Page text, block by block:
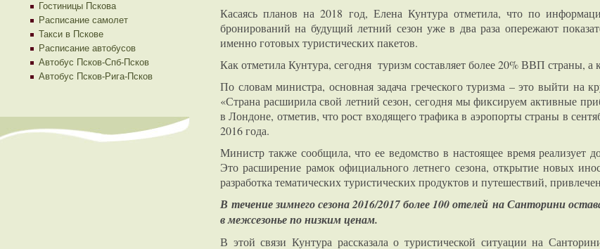
Гостиницы Пскова
Расписание самолет
Такси в Пскове
Расписание автобусов
Автобус Псков-Спб-Псков
Автобус Псков-Рига-Псков
Касаясь планов на 2018 год, Елена Кунтура отметила, что по
бронирований на будущий летний сезон уже в два раза опережают
именно готовых туристических пакетов.
Как отметила Кунтура, сегодня туризм составляет более 20% ВВП страны,
По словам министра, основная задача греческого туризма – это выйти на
«Страна расширила свой летний сезон, сегодня мы фиксируем активные
в Лондоне, отметив, что рост входящего трафика в аэропорты страны в
2016 года.
Министр также сообщила, что ее ведомство в настоящее время реализует
Это расширение рамок официального летнего сезона, открытие новых
разработка тематических туристических продуктов и путешествий,
В течение зимнего сезона 2016/2017 более 100 отелей на Санторини
в межсезонье по низким ценам.
В этой связи Кунтура рассказала о туристической ситуации на